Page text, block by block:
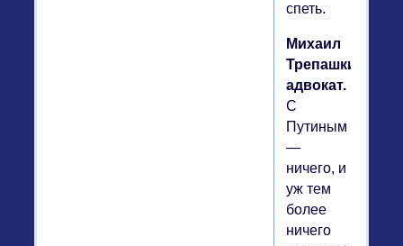
спеть.
Михаил
Трепашкин,
адвокат.
С
Путиным
—
ничего, и
уж тем
более
ничего